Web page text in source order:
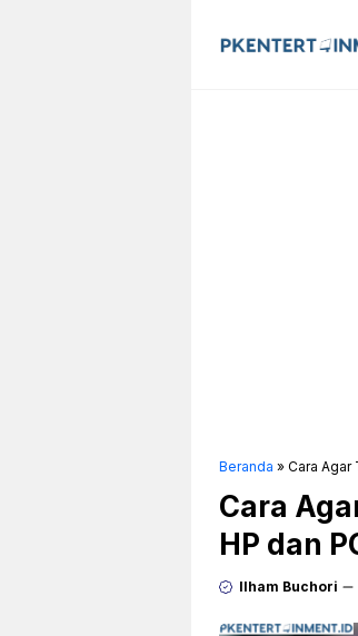
Beranda » Cara Agar
Cara
HP dan
Ilham Buchori